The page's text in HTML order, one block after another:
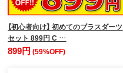
【初心者向け】 初めてのブラスダーツ
セット 899円 C …
899円(59%OFF)